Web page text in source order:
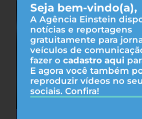
Seja bem-vindo(a),
A Agência Einstein
notícias e reportagens
gratuitamente para
veículos de
fazer o cadastro aqui
E agora você também
reproduzir vídeos no
sociais. Confira!